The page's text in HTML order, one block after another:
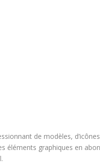
de modèles,
éléments graphiques en